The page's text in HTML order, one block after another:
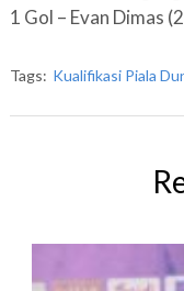
1 Gol – Evan Dimas
Tags: Kualifikasi Piala